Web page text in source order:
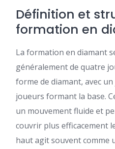
Définition et
formation en
La formation en diamant
généralement de quatre
forme de diamant, avec
joueurs formant la base.
un mouvement fluide et
couvrir plus efficacement
haut agit souvent comme